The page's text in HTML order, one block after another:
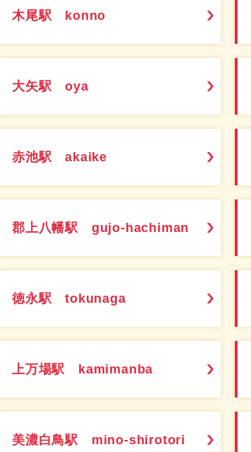
木尾駅 konno
大矢駅 oya
赤池駅 akaike
郡上八幡駅 gujo-hachiman
徳永駅 tokunaga
上万場駅 kamimanba
美濃白鳥駅 mino-shirotori